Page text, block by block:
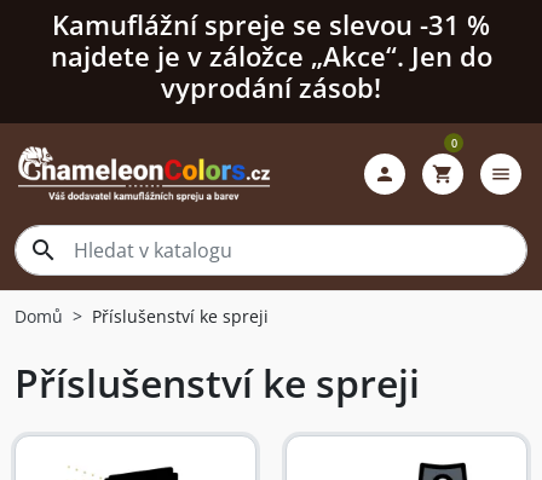
Kamuflážní spreje se slevou -31 %
najdete je v záložce „Akce“. Jen do
vyprodání zásob!

 shopping_cart
0
menu
Domů Příslušenství ke spreji
Příslušenství ke spreji